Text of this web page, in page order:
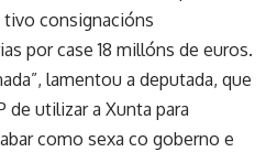
tivo consignacións
por case 18 millóns de euros.
lamentou a deputada, que
de utilizar a Xunta para
como sexa co goberno e